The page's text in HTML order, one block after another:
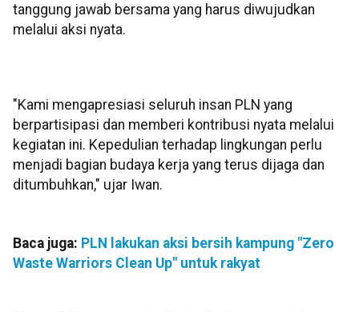
tanggung jawab bersama yang harus diwujudkan
melalui aksi nyata.
"Kami mengapresiasi seluruh insan PLN yang
berpartisipasi dan memberi kontribusi nyata melalui
kegiatan ini. Kepedulian terhadap lingkungan perlu
menjadi bagian budaya kerja yang terus dijaga dan
ditumbuhkan," ujar Iwan.
Baca juga: PLN lakukan aksi bersih kampung "Zero
Waste Warriors Clean Up" untuk rakyat